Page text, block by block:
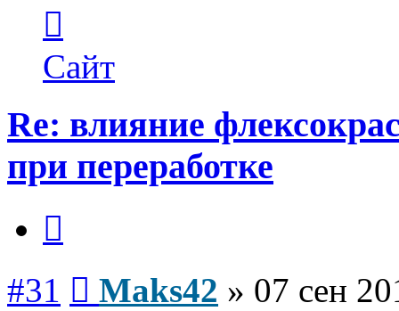
пользователя
Maks42
Сайт
Re: влияние
при переработке
#31 Maks42 » 07 сен